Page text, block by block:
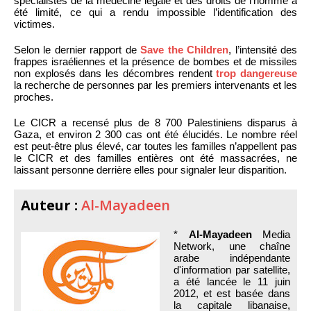
été limité, ce qui a rendu impossible l’identification des
victimes.
Selon le dernier rapport deSave the Children, l’intensité des
frappes israéliennes et la présence de bombes et de missiles
non explosés dans les décombres rendenttrop dangereuse
la recherche de personnes par les premiers intervenants et les
proches.
Le CICR a recensé plus de 8 700 Palestiniens disparus à
Gaza, et environ 2 300 cas ont été élucidés. Le nombre réel
est peut-être plus élevé, car toutes les familles n’appellent pas
le CICR et des familles entières ont été massacrées, ne
laissant personne derrière elles pour signaler leur disparition.
Auteur : Al-Mayadeen
* Al-MayadeenMedia
Network, une chaîne
arabe indépendante
d'information par satellite,
a été lancée le 11 juin
2012, et est basée dans
la capitale libanaise,